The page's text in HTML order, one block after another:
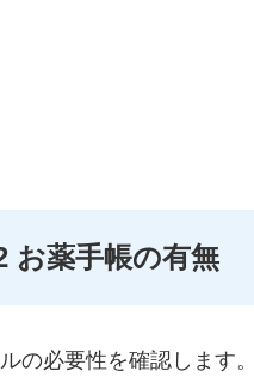
お薬手帳の有無
の必要性を確認します。